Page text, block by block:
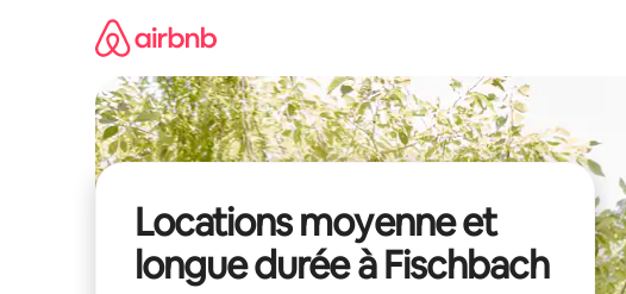
Locations moyenne et
longue durée à Fischbach